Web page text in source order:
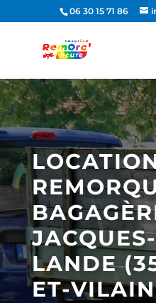
06 30 15 71 86
LANDE
ET-